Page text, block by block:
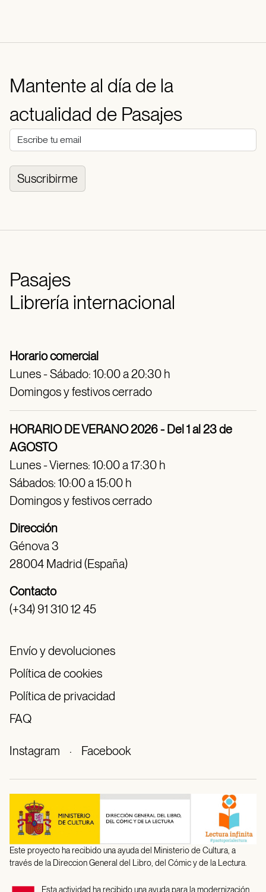
Mantente al día de la
actualidad de Pasajes
Suscribirme
Pasajes
Librería internacional
Horario comercial
Lunes - Sábado: 10:00 a 20:30 h
Domingos y festivos cerrado
HORARIO DE VERANO 2026 - Del 1 al 23 de
AGOSTO
Lunes - Viernes: 10:00 a 17:30 h
Sábados: 10:00 a 15:00 h
Domingos y festivos cerrado
Dirección
Génova 3
28004 Madrid (España)
Contacto
(+34) 91 310 12 45
Envío y devoluciones
Política de cookies
Política de privacidad
FAQ
Instagram · Facebook
Este proyecto ha recibido una ayuda del Ministerio de Cultura, a
través de la Direccion General del Libro, del Cómic y de la Lectura.
Esta actividad ha recibido una ayuda para la modernización